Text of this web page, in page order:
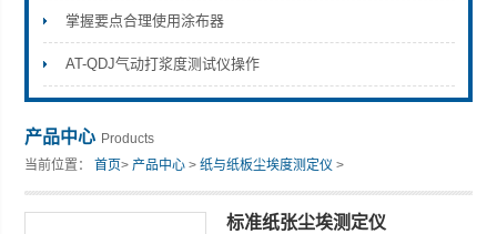
山东安尼麦特仪器有限公司
掌握要点合理使用涂布器
AT-QDJ气动打浆度测试仪操作
产品中心 Products
当前位置：首页>产品中心 >纸与纸板尘埃度测定仪 >
标准纸张尘埃测定仪